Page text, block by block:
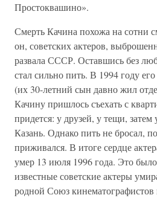
Простоквашино».
Смерть Качина похожа на сотни
он, советских актеров,
развала СССР. Оставшись без
стал сильно пить. В 1994 году
(их 30-летний сын давно жил
Качину пришлось съехать с
придется: у друзей, у тещи, затем
Казань. Однако пить не бросал,
приживался. В итоге сердце
умер 13 июля 1996 года. Это было
известные советские актеры
родной Союз кинематографистов